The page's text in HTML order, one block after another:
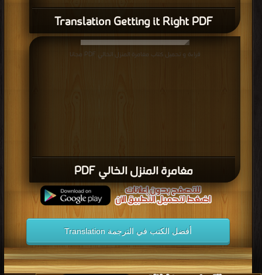
Translation Getting it Right PDF
مغامرة المنزل الخالي PDF
قراءة و تحميل كتاب مغامرة المنزل الخالي PDF مجانا
أفضل الكتب في الترجمة Translation